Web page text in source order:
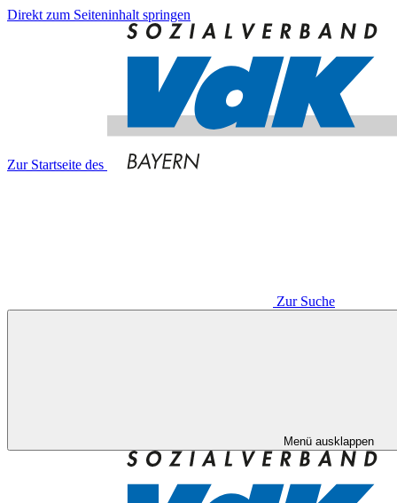
Direkt zum Seiteninhalt springen
Zur Startseite des
Zur Suche
Menü ausklappen